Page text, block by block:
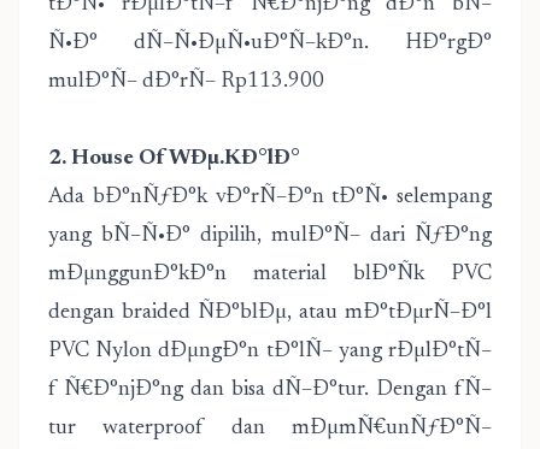
tÐ°Ñ• rÐµlÐ°tÑ–f Ñ€Ð°njÐ°ng dÐ°n bÑ–
Ñ•Ð° dÑ–Ñ•ÐµÑ•uÐ°Ñ–kÐ°n. HÐ°rgÐ°
mulÐ°Ñ– dÐ°rÑ– Rp113.900
2. House Of WÐµ.KÐ°lÐ°
Ada bÐ°nÑƒÐ°k vÐ°rÑ–Ð°n tÐ°Ñ• selempang
yang bÑ–Ñ•Ð° dipilih, mulÐ°Ñ– dari ÑƒÐ°ng
mÐµnggunÐ°kÐ°n material blÐ°Ñk PVC
dengan braided ÑÐ°blÐµ, atau mÐ°tÐµrÑ–Ð°l
PVC Nylon dÐµngÐ°n tÐ°lÑ– yang rÐµlÐ°tÑ–
f Ñ€Ð°njÐ°ng dan bisa dÑ–Ð°tur. Dengan fÑ–
tur waterproof dan mÐµmÑ€unÑƒÐ°Ñ–